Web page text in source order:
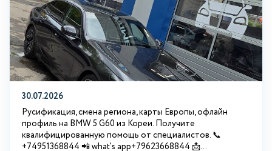
30.07.2026
Русификация, смена региона, карты Европы, офлайн
профиль на BMW 5 G60 из Кореи. Получите
квалифицированную помощь от специалистов. 📞
+74951368844 📲 what's app+79623668844 📩...